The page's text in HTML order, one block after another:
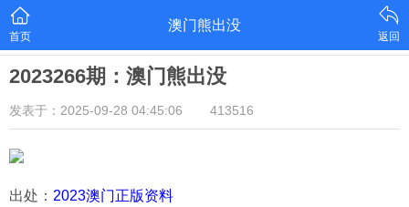
首页
澳门熊出没
返回
2023266期：澳门熊出没
发表于：2025-09-28 04:45:06 413516
出处： 2023澳门正版资料